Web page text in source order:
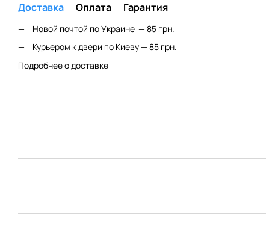
Доставка Оплата Гарантия
Новой почтой по Украине — 85 грн.
Курьером к двери по Киеву — 85 грн.
Подробнее о доставке